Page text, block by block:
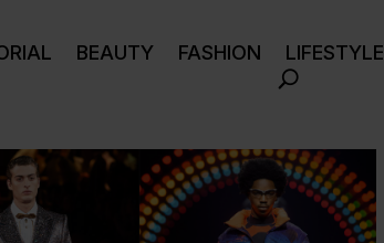
BEAUTY FASHION LIFESTYLE